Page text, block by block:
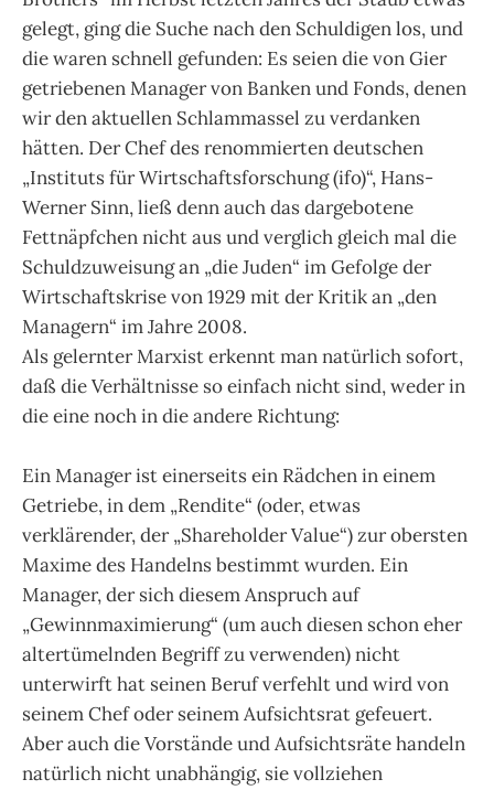
gelegt, ging die Suche nach den Schuldigen los, und
die waren schnell gefunden: Es seien die von Gier
getriebenen Manager von Banken und Fonds, denen
wir den aktuellen Schlammassel zu verdanken
hätten. Der Chef des renommierten deutschen
„Instituts für Wirtschaftsforschung (ifo)“, Hans-
Werner Sinn, ließ denn auch das dargebotene
Fettnäpfchen nicht aus und verglich gleich mal die
Schuldzuweisung an „die Juden“ im Gefolge der
Wirtschaftskrise von 1929 mit der Kritik an „den
Managern“ im Jahre 2008.
Als gelernter Marxist erkennt man natürlich sofort,
daß die Verhältnisse so einfach nicht sind, weder in
die eine noch in die andere Richtung:
Ein Manager ist einerseits ein Rädchen in einem
Getriebe, in dem „Rendite“ (oder, etwas
verklärender, der „Shareholder Value“) zur obersten
Maxime des Handelns bestimmt wurden. Ein
Manager, der sich diesem Anspruch auf
„Gewinnmaximierung“ (um auch diesen schon eher
altertümelnden Begriff zu verwenden) nicht
unterwirft hat seinen Beruf verfehlt und wird von
seinem Chef oder seinem Aufsichtsrat gefeuert.
Aber auch die Vorstände und Aufsichtsräte handeln
natürlich nicht unabhängig, sie vollziehen